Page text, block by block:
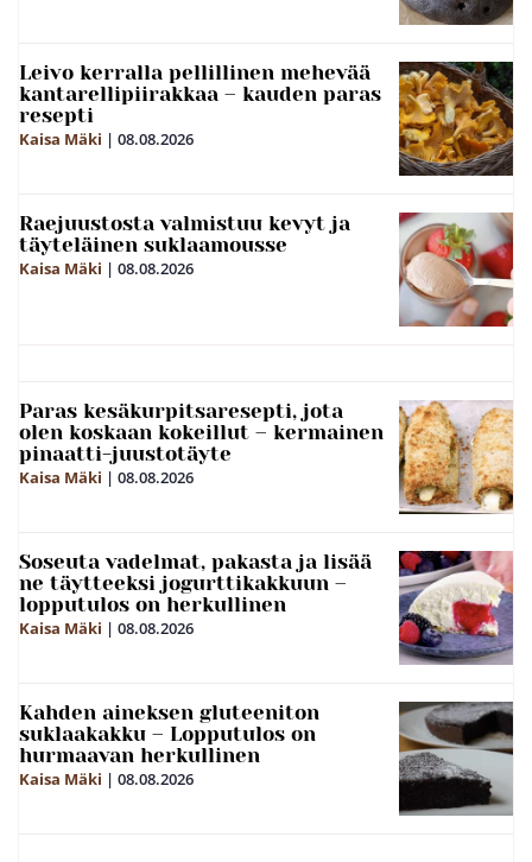
Leivo kerralla pellillinen mehevää
kantarellipiirakkaa – kauden paras
resepti
Kaisa Mäki | 08.08.2026
Raejuustosta valmistuu kevyt ja
täyteläinen suklaamousse
Kaisa Mäki | 08.08.2026
Paras kesäkurpitsaresepti, jota
olen koskaan kokeillut – kermainen
pinaatti-juustotäyte
Kaisa Mäki | 08.08.2026
Soseuta vadelmat, pakasta ja lisää
ne täytteeksi jogurttikakkuun –
lopputulos on herkullinen
Kaisa Mäki | 08.08.2026
Kahden aineksen gluteeniton
suklaakakku – Lopputulos on
hurmaavan herkullinen
Kaisa Mäki | 08.08.2026